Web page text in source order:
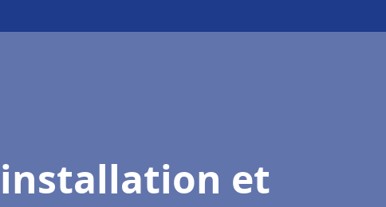
installation et